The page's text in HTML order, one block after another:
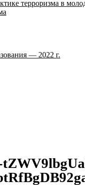
терроризма в
— 2022 г.